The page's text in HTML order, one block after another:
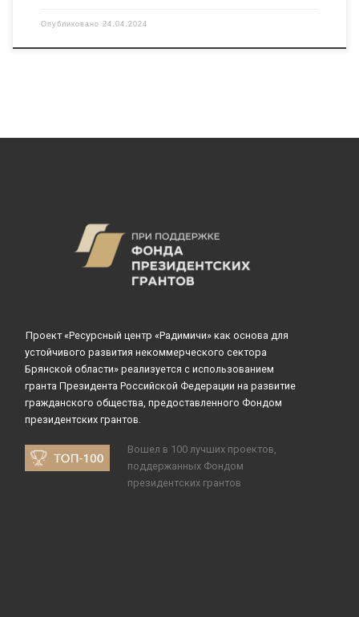
Опубликовано 24.04.2024
Проект «Ресурсный центр «Радимичи» как основа для
устойчивого развития некоммерческого сектора
Брянской области» реализуется с использованием
гранта Президента Российской Федерации на развитие
гражданского общества, предоставленного Фондом
президентских грантов.
Вошел в 100 лучших проектов,
поддержанных Фондом
президентских грантов